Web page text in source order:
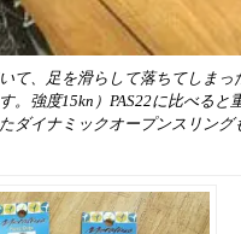
て、足を滑らして落ちてしま
。強度15kn）PAS22に比べる
ダイナミックオープンスリン